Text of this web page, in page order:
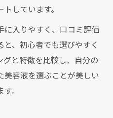
しています。
に入りやすく、口コミ評価
、初心者でも選びやすく
と特徴を比較し、自分の
美容液を選ぶことが美しい
。